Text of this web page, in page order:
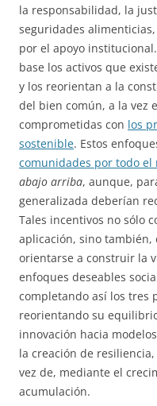
la responsabilidad, la
seguridades
por el apoyo
base los activos que
y los reorientan a la
del bien común, a la vez
comprometidas con los
sostenible. Estos
comunidades por todo el
abajo arriba, aunque,
generalizada deberían
Tales incentivos no sólo
aplicación, sino
orientarse a construir la
enfoques deseables
completando así los tres
reorientando su
innovación hacia
la creación de
vez de, mediante el
acumulación.